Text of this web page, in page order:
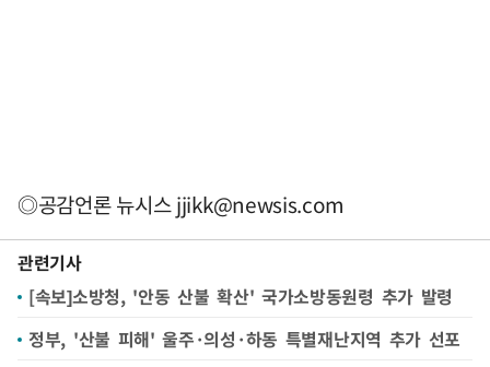
◎공감언론 뉴시스jjikk@newsis.com
관련기사
[속보]소방청, '안동 산불 확산' 국가소방동원령 추가 발령
정부, '산불 피해' 울주·의성·하동 특별재난지역 추가 선포